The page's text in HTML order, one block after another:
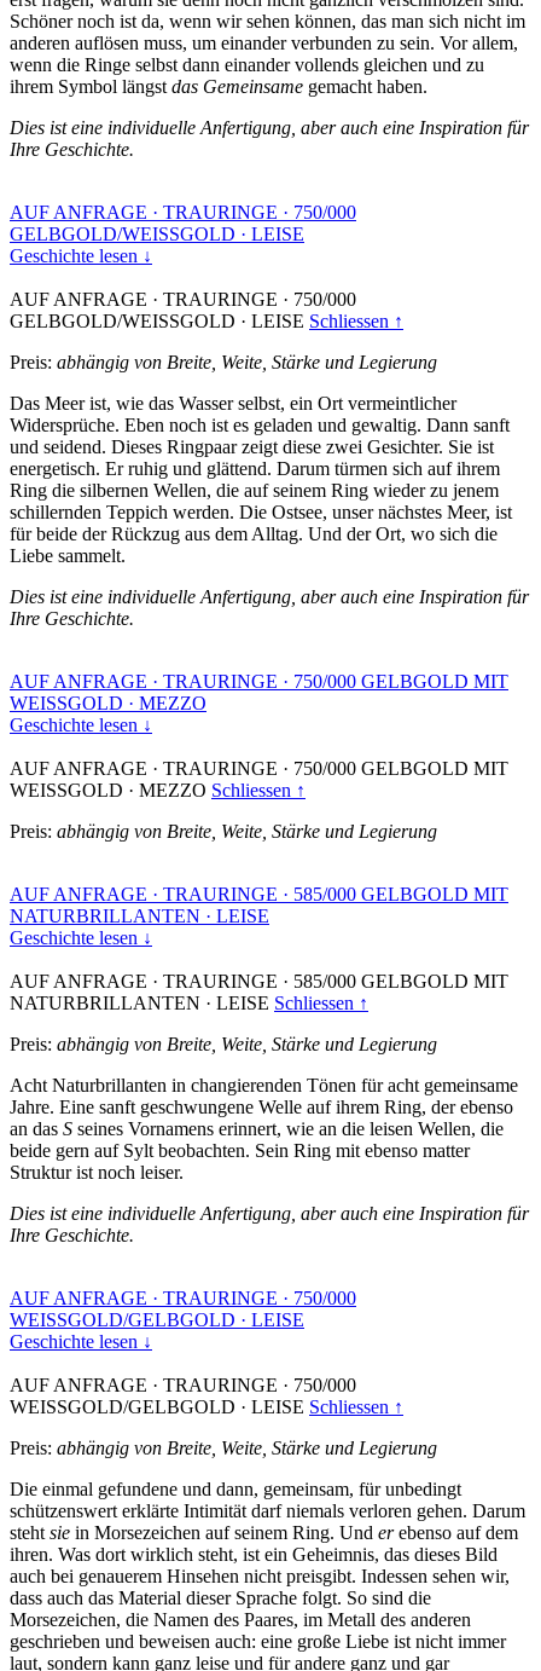
Schöner noch ist da, wenn wir sehen können, das man sich nicht im
anderen auflösen muss, um einander verbunden zu sein. Vor allem,
wenn die Ringe selbst dann einander vollends gleichen und zu
ihrem Symbol längst das Gemeinsame gemacht haben.
Dies ist eine individuelle Anfertigung, aber auch eine Inspiration für
Ihre Geschichte.
AUF ANFRAGE · TRAURINGE · 750/000
GELBGOLD/WEISSGOLD · LEISE
Geschichte lesen ↓
AUF ANFRAGE · TRAURINGE · 750/000
GELBGOLD/WEISSGOLD · LEISE Schliessen ↑
Preis: abhängig von Breite, Weite, Stärke und Legierung
Das Meer ist, wie das Wasser selbst, ein Ort vermeintlicher
Widersprüche. Eben noch ist es geladen und gewaltig. Dann sanft
und seidend. Dieses Ringpaar zeigt diese zwei Gesichter. Sie ist
energetisch. Er ruhig und glättend. Darum türmen sich auf ihrem
Ring die silbernen Wellen, die auf seinem Ring wieder zu jenem
schillernden Teppich werden. Die Ostsee, unser nächstes Meer, ist
für beide der Rückzug aus dem Alltag. Und der Ort, wo sich die
Liebe sammelt.
Dies ist eine individuelle Anfertigung, aber auch eine Inspiration für
Ihre Geschichte.
AUF ANFRAGE · TRAURINGE · 750/000 GELBGOLD MIT
WEISSGOLD · MEZZO
Geschichte lesen ↓
AUF ANFRAGE · TRAURINGE · 750/000 GELBGOLD MIT
WEISSGOLD · MEZZO Schliessen ↑
Preis: abhängig von Breite, Weite, Stärke und Legierung
AUF ANFRAGE · TRAURINGE · 585/000 GELBGOLD MIT
NATURBRILLANTEN · LEISE
Geschichte lesen ↓
AUF ANFRAGE · TRAURINGE · 585/000 GELBGOLD MIT
NATURBRILLANTEN · LEISE Schliessen ↑
Preis: abhängig von Breite, Weite, Stärke und Legierung
Acht Naturbrillanten in changierenden Tönen für acht gemeinsame
Jahre. Eine sanft geschwungene Welle auf ihrem Ring, der ebenso
an das S seines Vornamens erinnert, wie an die leisen Wellen, die
beide gern auf Sylt beobachten. Sein Ring mit ebenso matter
Struktur ist noch leiser.
Dies ist eine individuelle Anfertigung, aber auch eine Inspiration für
Ihre Geschichte.
AUF ANFRAGE · TRAURINGE · 750/000
WEISSGOLD/GELBGOLD · LEISE
Geschichte lesen ↓
AUF ANFRAGE · TRAURINGE · 750/000
WEISSGOLD/GELBGOLD · LEISE Schliessen ↑
Preis: abhängig von Breite, Weite, Stärke und Legierung
Die einmal gefundene und dann, gemeinsam, für unbedingt
schützenswert erklärte Intimität darf niemals verloren gehen. Darum
steht sie in Morsezeichen auf seinem Ring. Und erebenso auf dem
ihren. Was dort wirklich steht, ist ein Geheimnis, das dieses Bild
auch bei genauerem Hinsehen nicht preisgibt. Indessen sehen wir,
dass auch das Material dieser Sprache folgt. So sind die
Morsezeichen, die Namen des Paares, im Metall des anderen
geschrieben und beweisen auch: eine große Liebe ist nicht immer
laut, sondern kann ganz leise und für andere ganz und gar